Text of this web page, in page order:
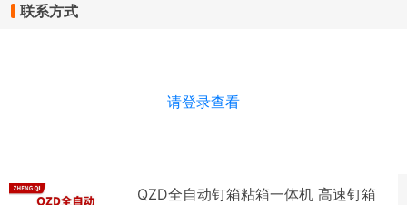
联系方式
请登录查看
QZD全自动钉箱粘箱一体机 高速钉箱